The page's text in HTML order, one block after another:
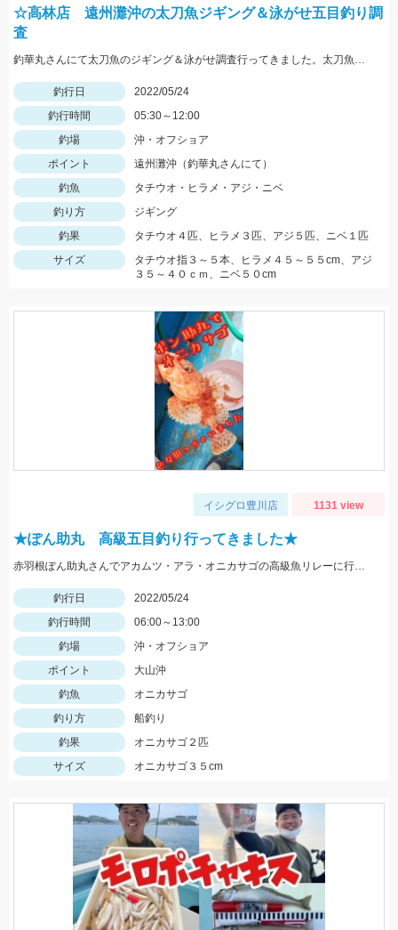
☆高林店 遠州灘沖の太刀魚ジギング＆泳がせ五目釣り調
査
釣華丸さんにて太刀魚のジギング＆泳がせ調査行ってきました。太刀魚はまだ少し早かった感じですが良型も出ました！
釣行日
2022/05/24
釣行時間
05:30～12:00
釣場
沖・オフショア
ポイント
遠州灘沖（釣華丸さんにて）
釣魚
タチウオ・ヒラメ・アジ・ニベ
釣り方
ジギング
釣果
タチウオ４匹、ヒラメ３匹、アジ５匹、ニベ１匹
サイズ
タチウオ指３～５本、ヒラメ４５～５５cm、アジ
３５～４０ｃｍ、ニベ５０cm
イシグロ豊川店 1131 view
★ぽん助丸 高級五目釣り行ってきました★
赤羽根ぽん助丸さんでアカムツ・アラ・オニカサゴの高級魚リレーに行ってきました。下潮が動かず苦戦しましたがオニカサゴGETです
釣行日
2022/05/24
釣行時間
06:00～13:00
釣場
沖・オフショア
ポイント
大山沖
釣魚
オニカサゴ
釣り方
船釣り
釣果
オニカサゴ２匹
サイズ
オニカサゴ３５cm